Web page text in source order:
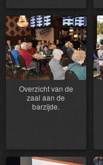
Overzicht van de
zaal aan de
barzijde.